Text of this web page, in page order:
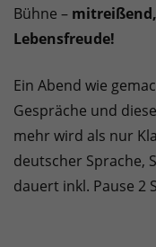
Bühne –
Lebensfreude!
Ein Abend wie
Gespräche und
mehr wird als nur
deutscher Sprache,
dauert inkl. Pause 2